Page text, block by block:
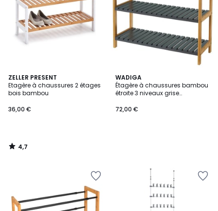
ZELLER PRESENT
Etagère à chaussures 2 étages
bois bambou
36,00 €
4,7
/ 5
4,7
/
WADIGA
Étagère à chaussures bambou
étroite 3 niveaux grise
72,00 €